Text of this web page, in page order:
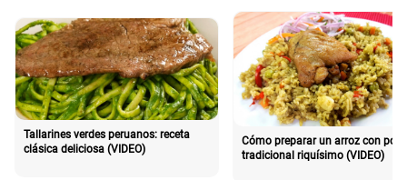
Tallarines verdes peruanos: receta
clásica deliciosa (VIDEO)
Cómo preparar un arroz con pollo
tradicional riquísimo (VIDEO)